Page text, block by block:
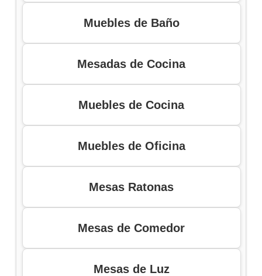
Muebles de Baño
Mesadas de Cocina
Muebles de Cocina
Muebles de Oficina
Mesas Ratonas
Mesas de Comedor
Mesas de Luz